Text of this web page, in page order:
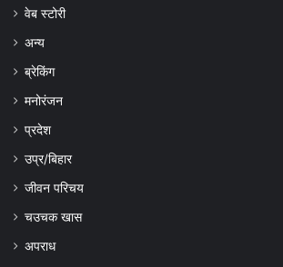
वेब स्टोरी
अन्य
ब्रेकिंग
मनोरंजन
प्रदेश
उप्र/बिहार
जीवन परिचय
चउचक खास
अपराध